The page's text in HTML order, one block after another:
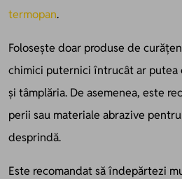
termopan.
Folosește doar produse de
chimici puternici întrucât ar putea
și tâmplăria. De asemenea, este
perii sau materiale abrazive
desprindă.
Este recomandat să îndepărtezi